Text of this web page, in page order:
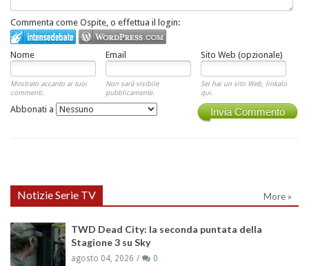
Commenta come Ospite, o effettua il login:
Nome Email Sito Web (opzionale)
Mostrato accanto ai tuoi
commenti.
Non sarà visibile
pubblicamente.
Sei hai un sito Web, linkalo
qui.
Invia Commento
Abbonati a
Notizie Serie TV More »
TWD Dead City: la seconda puntata della
Stagione 3 su Sky
agosto 04, 2026 0